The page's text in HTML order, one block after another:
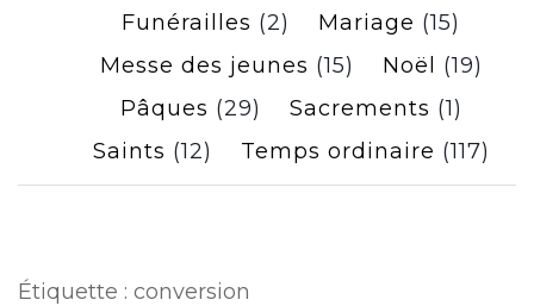
Funérailles (2) Mariage (15)
Messe des jeunes (15) Noël
(19)
Pâques (29) Sacrements (1)
Saints (12) Temps ordinaire (117)
Étiquette : conversion